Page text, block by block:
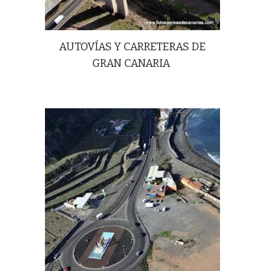
AUTOVÍAS Y CARRETERAS DE
GRAN CANARIA